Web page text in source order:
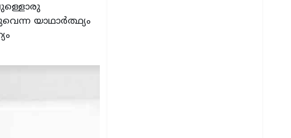
യാഥാർത്ഥ്യം